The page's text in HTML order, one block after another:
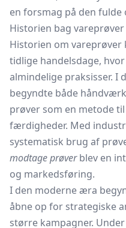
en forsmag på den fulde
Historien bag vareprøver
Historien om vareprøver
tidlige handelsdage,
almindelige praksisser. I
begyndte både
prøver som en metode
færdigheder. Med
systematisk brug af
modtage prøverblev en
og markedsføring.
I den moderne æra
åbne op for strategiske
større kampagner.